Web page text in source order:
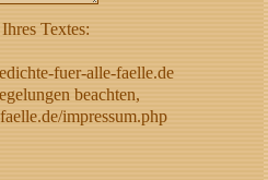
Textes:
fuer-alle-faelle.de
beachten,
impressum.php